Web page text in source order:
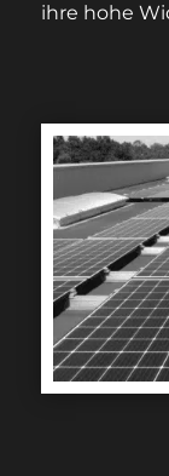
ihre hohe